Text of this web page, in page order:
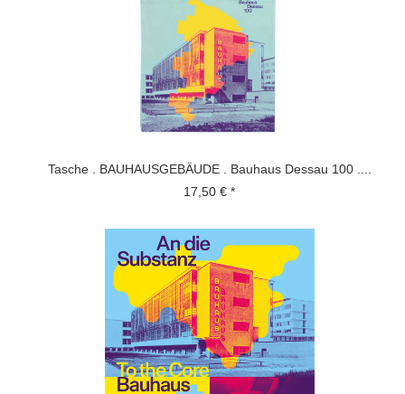
Tasche . BAUHAUSGEBÄUDE . Bauhaus Dessau 100 ....
17,50 € *